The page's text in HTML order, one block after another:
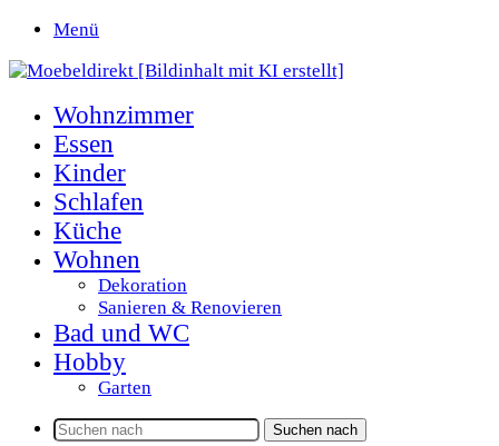
Menü
Wohnzimmer
Essen
Kinder
Schlafen
Küche
Wohnen
Dekoration
Sanieren & Renovieren
Bad und WC
Hobby
Garten
Suchen nach